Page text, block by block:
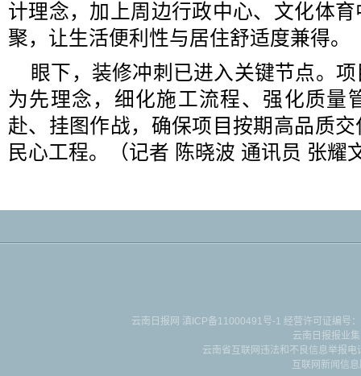
计理念，加上周边行政中心、文化体
聚，让生活便利性与居住舒适度兼得。
眼下，装修冲刺已进入关键节点。
为先理念，细化施工流程、强化质量
赴、挂图作战，确保项目按期高品质
民心工程。（记者 陈晓波 通讯员 张耀
云南日报网 滇ICP备11000491号-1 经营许可证编号
云南日报报业
云南省互联网违法和不良信息举报
互联网新闻信